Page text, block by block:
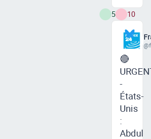
5 10
🔴
-
États-
Unis
:
Abdul